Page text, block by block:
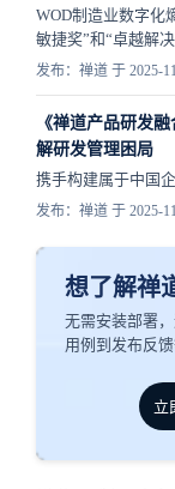
WOD制造业数字化
敏捷奖”和“卓越解
发布：禅道 于 2025-
《禅道产品研发
解研发管理困局
携手构建属于中国
发布：禅道 于 2025-
想了解禅
无需安装部署
用例到发布反
立